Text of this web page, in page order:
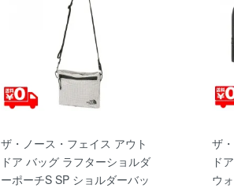
ザ・ノース・フェイス アウト
ドア バッグ ラフターショルダ
ーポーチS SP ショルダーバッ
ザ
ド
ウ